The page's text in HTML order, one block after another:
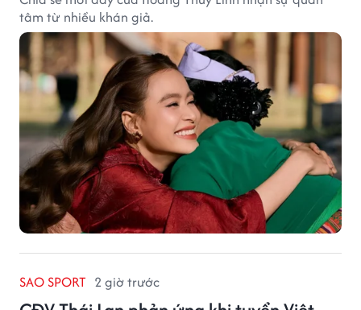
tâm từ nhiều khán giả.
SAO SPORT 2 giờ trước